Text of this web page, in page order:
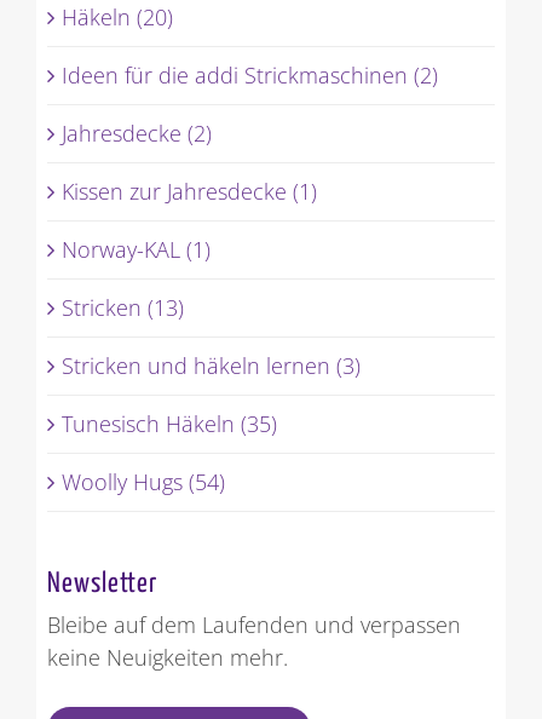
Häkeln (20)
Ideen für die addi Strickmaschinen (2)
Jahresdecke (2)
Kissen zur Jahresdecke (1)
Norway-KAL (1)
Stricken (13)
Stricken und häkeln lernen (3)
Tunesisch Häkeln (35)
Woolly Hugs (54)
Newsletter
Bleibe auf dem Laufenden und verpassen
keine Neuigkeiten mehr.